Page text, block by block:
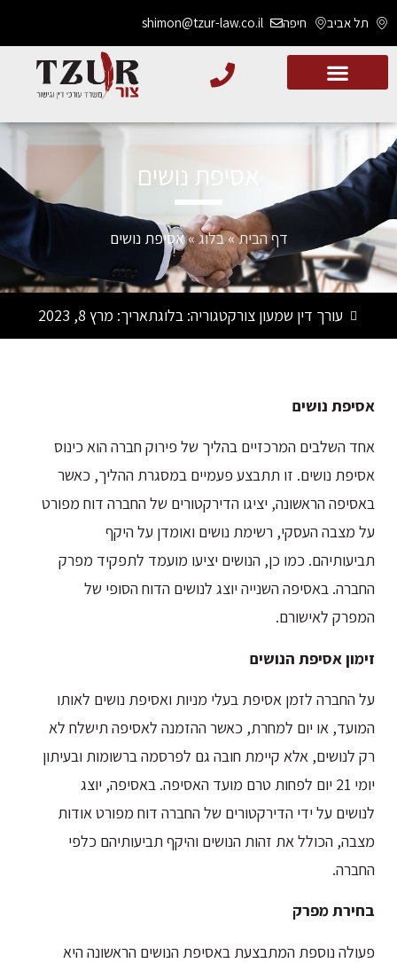
תל אביב חיפה shimon@tzur-law.co.il
אסיפת נושים
דף הבית»בלוג»אסיפת נושים
עורך דין שמעון צורקטגוריה:בלוגתאריך: מרץ 8, 2023
אסיפת נושים
אחד השלבים המרכזיים בהליך של פירוק חברה הוא כינוס
אסיפת נושים. זו תתבצע פעמיים במסגרת ההליך, כאשר
באסיפה הראשונה, יציגו הדירקטורים של החברה דוח מפורט
על מצבה העסקי, רשימת נושים ואומדן על היקף
תביעותיהם. כמו כן, הנושים יציעו מועמד לתפקיד מפרק
החברה. באסיפה השנייה יוצג לנושים הדוח הסופי של
המפרק לאישורם.
זימון אסיפת הנושים
על החברה לזמן אסיפת בעלי מניות ואסיפת נושים לאותו
המועד, או יום למחרת, כאשר ההזמנה לאסיפה תישלח לא
רק לנושים, אלא קיימת חובה גם לפרסמה ברשומות ובעיתון
יומי 21 יום לפחות טרם מועד האסיפה. באסיפה, יוצג
לנושים על ידי הדירקטורים של החברה דוח מפורט אודות
מצבה, הכולל את זהות הנושים והיקף תביעותיהם כלפי
החברה.
בחירת מפרק
פעולה נוספת המתבצעת באסיפת הנושים הראשונה היא